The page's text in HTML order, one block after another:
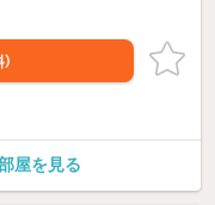
屋を見る